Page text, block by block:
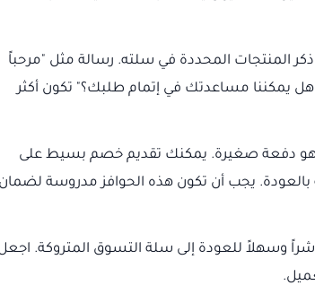
المنتجات المحددة في سلته. رسالة مثل "مرحباً
يمكننا مساعدتك في إتمام طلبك؟" تكون أكثر
هو دفعة صغيرة. يمكنك تقديم خصم بسيط على
بالعودة. يجب أن تكون هذه الحوافز مدروسة
وسهلاً للعودة إلى سلة التسوق المتروكة.